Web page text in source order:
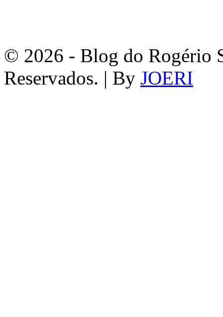
© 2026 - Blog do Rogério
Reservados. | By JOERI